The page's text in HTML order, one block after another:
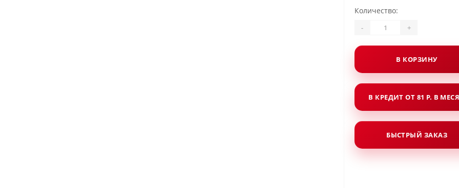
Количество:
- +
В КОРЗИНУ
В КРЕДИТ ОТ 81 Р. В
БЫСТРЫЙ ЗАКАЗ